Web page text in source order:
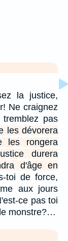
la justice,
Ne craignez
pas
les dévorera
les rongera
durera
d'âge en
toi de force,
aux jours
ce pas toi
monstre?…